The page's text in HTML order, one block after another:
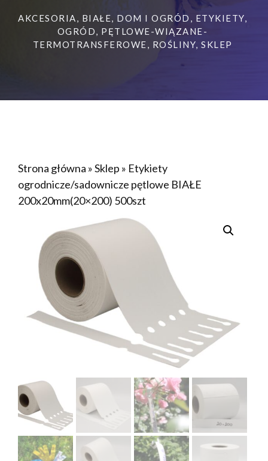
AKCESORIA, BIAŁE, DOM I OGRÓD , ETYKIETY,
OGRÓD, PĘTLOWE-WIĄZANE-
TERMOTRANSFEROWE, ROŚLINY, SKLEP
Strona główna »Sklep » Etykiety
ogrodnicze/sadownicze pętlowe BIAŁE
200x20mm(20×200) 500szt